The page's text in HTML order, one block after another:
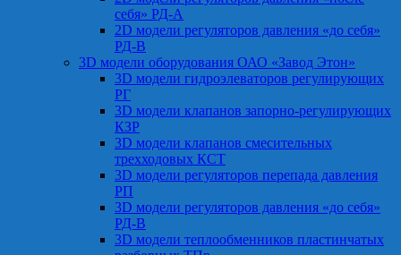
себя» РД-А
2D модели регуляторов давления «до себя»
РД-В
3D модели оборудования ОАО «Завод Этон»
3D модели гидроэлеваторов регулирующих
РГ
3D модели клапанов запорно-регулирующих
КЗР
3D модели клапанов смесительных
трехходовых КСТ
3D модели регуляторов перепада давления
РП
3D модели регуляторов давления «до себя»
РД-В
3D модели теплообменников пластинчатых